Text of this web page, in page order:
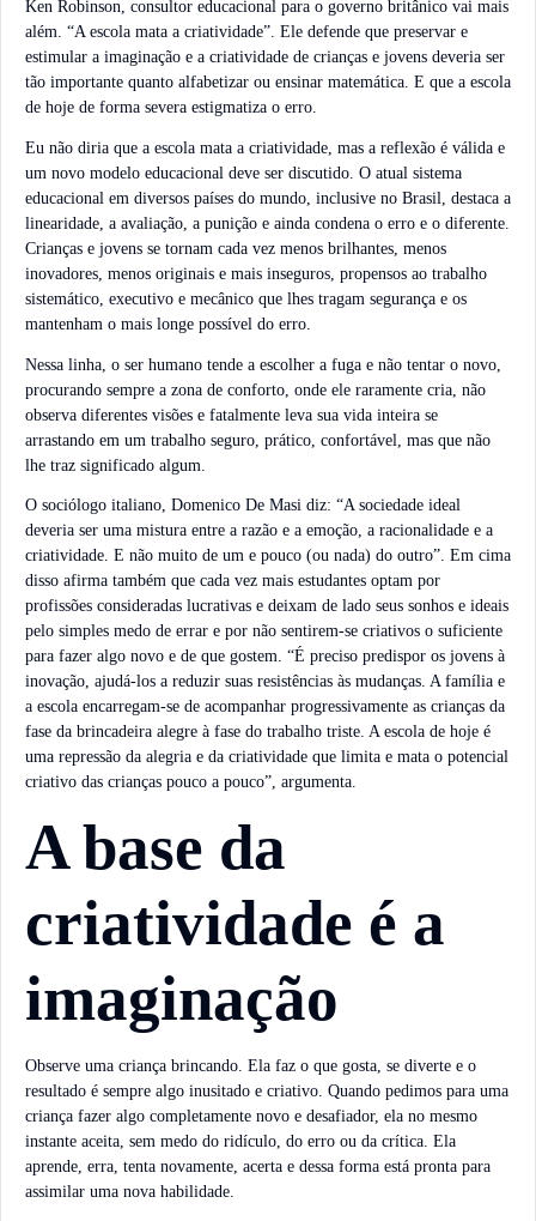
Ken Robinson, consultor educacional para o governo britânico vai mais
além. “A escola mata a criatividade”. Ele defende que preservar e
estimular a imaginação e a criatividade de crianças e jovens deveria ser
tão importante quanto alfabetizar ou ensinar matemática. E que a escola
de hoje de forma severa estigmatiza o erro.
Eu não diria que a escola mata a criatividade, mas a reflexão é válida e
um novo modelo educacional deve ser discutido. O atual sistema
educacional em diversos países do mundo, inclusive no Brasil, destaca a
linearidade, a avaliação, a punição e ainda condena o erro e o diferente.
Crianças e jovens se tornam cada vez menos brilhantes, menos
inovadores, menos originais e mais inseguros, propensos ao trabalho
sistemático, executivo e mecânico que lhes tragam segurança e os
mantenham o mais longe possível do erro.
Nessa linha, o ser humano tende a escolher a fuga e não tentar o novo,
procurando sempre a zona de conforto, onde ele raramente cria, não
observa diferentes visões e fatalmente leva sua vida inteira se
arrastando em um trabalho seguro, prático, confortável, mas que não
lhe traz significado algum.
O sociólogo italiano, Domenico De Masi diz: “A sociedade ideal
deveria ser uma mistura entre a razão e a emoção, a racionalidade e a
criatividade. E não muito de um e pouco (ou nada) do outro”. Em cima
disso afirma também que cada vez mais estudantes optam por
profissões consideradas lucrativas e deixam de lado seus sonhos e ideais
pelo simples medo de errar e por não sentirem-se criativos o suficiente
para fazer algo novo e de que gostem. “É preciso predispor os jovens à
inovação, ajudá-los a reduzir suas resistências às mudanças. A família e
a escola encarregam-se de acompanhar progressivamente as crianças da
fase da brincadeira alegre à fase do trabalho triste. A escola de hoje é
uma repressão da alegria e da criatividade que limita e mata o potencial
criativo das crianças pouco a pouco”, argumenta.
A base da
criatividade é a
imaginação
Observe uma criança brincando. Ela faz o que gosta, se diverte e o
resultado é sempre algo inusitado e criativo. Quando pedimos para uma
criança fazer algo completamente novo e desafiador, ela no mesmo
instante aceita, sem medo do ridículo, do erro ou da crítica. Ela
aprende, erra, tenta novamente, acerta e dessa forma está pronta para
assimilar uma nova habilidade.